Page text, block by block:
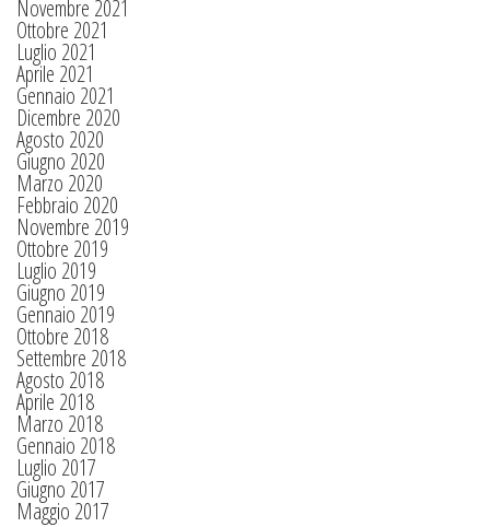
Novembre 2021
Ottobre 2021
Luglio 2021
Aprile 2021
Gennaio 2021
Dicembre 2020
Agosto 2020
Giugno 2020
Marzo 2020
Febbraio 2020
Novembre 2019
Ottobre 2019
Luglio 2019
Giugno 2019
Gennaio 2019
Ottobre 2018
Settembre 2018
Agosto 2018
Aprile 2018
Marzo 2018
Gennaio 2018
Luglio 2017
Giugno 2017
Maggio 2017